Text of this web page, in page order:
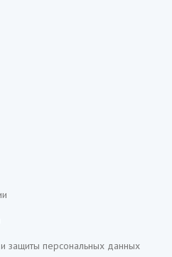
защиты персональных данных